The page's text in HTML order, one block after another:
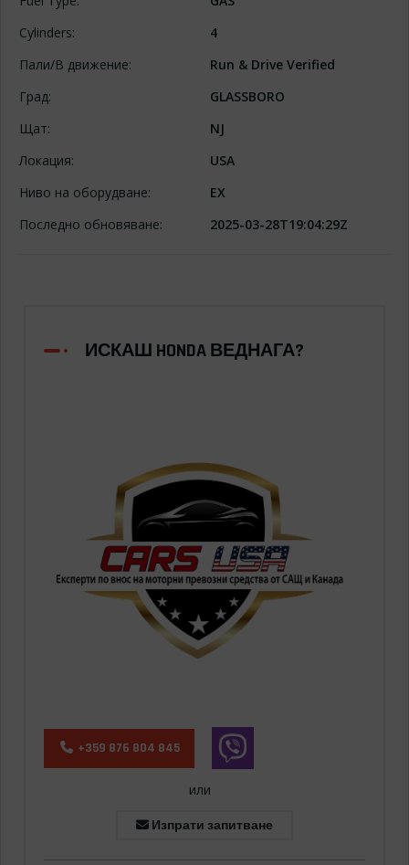
Cylinders:
4
Пали/В движение:
Run & Drive Verified
Град:
GLASSBORO
Щат:
NJ
Локация:
USA
Ниво на оборудване:
EX
Последно обновяване:
2025-03-28T19:04:29Z
ИСКАШ HONDA ВЕДНАГА?
+359 876 804 845
или
Изпрати запитване